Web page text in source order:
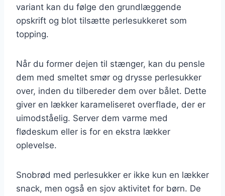
variant kan du følge den grundlæggende
opskrift og blot tilsætte perlesukkeret som
topping.
Når du former dejen til stænger, kan du pensle
dem med smeltet smør og drysse perlesukker
over, inden du tilbereder dem over bålet. Dette
giver en lækker karameliseret overflade, der er
uimodståelig. Server dem varme med
flødeskum eller is for en ekstra lækker
oplevelse.
Snobrød med perlesukker er ikke kun en lækker
snack, men også en sjov aktivitet for børn. De